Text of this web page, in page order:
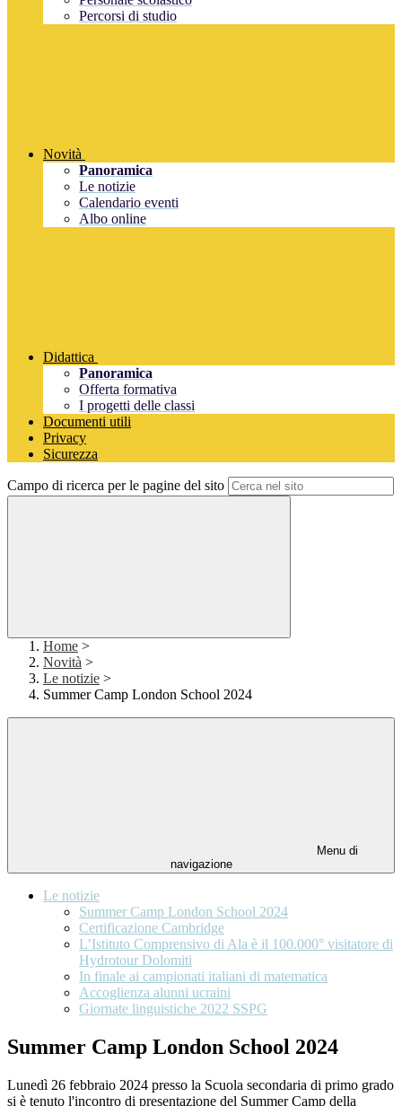
Percorsi di studio
Novità
Panoramica
Le notizie
Calendario eventi
Albo online
Didattica
Panoramica
Offerta formativa
I progetti delle classi
Documenti utili
Privacy
Sicurezza
Campo di ricerca per le pagine del sito
Home >
Novità >
Le notizie >
Summer Camp London School 2024
Menu di
navigazione
Le notizie
Summer Camp London School 2024
Certificazione Cambridge
L’Istituto Comprensivo di Ala è il 100.000° visitatore di
Hydrotour Dolomiti
In finale ai campionati italiani di matematica
Accoglienza alunni ucraini
Giornate linguistiche 2022 SSPG
Summer Camp London School 2024
Lunedì 26 febbraio 2024 presso la Scuola secondaria di primo grado
si è tenuto l'incontro di presentazione del Summer Camp della